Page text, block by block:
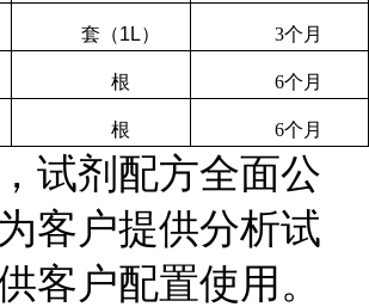
套（1L） 3个月
根 6个月
根 6个月
试剂配方全面公
客户提供分析试
客户配置使用。